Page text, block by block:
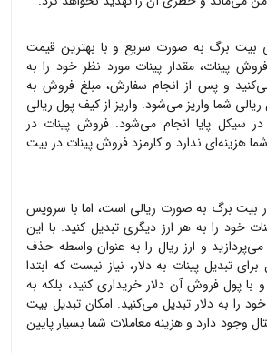
بیت برگ به صورت سریع و با بهترین قیمت
پینات، مقدار پینات مورد نظر خود را به
و پس از انجام سفارش، مبلغ فروش به
شما واریز می‌شود. واریز از کیف پول ریالی
سیکل پایا انجام می‌شود. فروش پینات در
هزینه‌ای ندارد و کارمزد فروشپینات در بیت
بیت برگ به صورت ریالی است، اما با سرویس
خود را به هر ارز دیگری تبدیل کنید. با این
و ارز ریال را به عنوان واسطه حذف
برای تبدیل پینات به دلار، نیاز نیست که ابتدا
با پول فروش آن دلار خریداری کنید، بلکه به
خود را به دلار تبدیل می‌کنید. امکان تبدیل بیت
وجود دارد و هزینه معاملات شما بسیار پایین